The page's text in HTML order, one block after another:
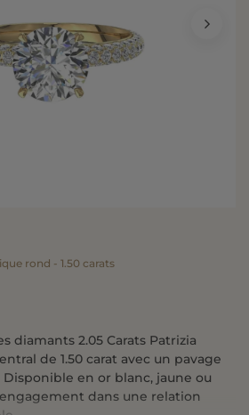
rond - 1.50 carats
diamants 2.05 Carats Patrizia
de 1.50 carat avec un pavage
Disponible en or blanc, jaune ou
dans une relation